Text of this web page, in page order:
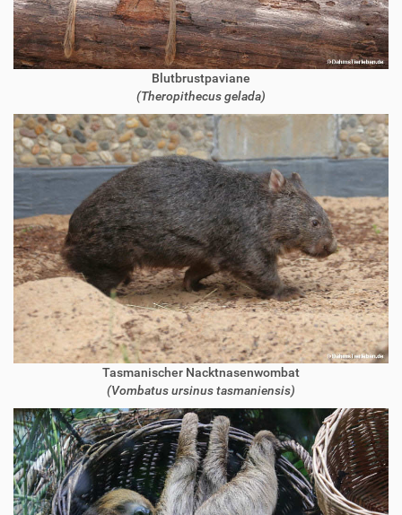
Blutbrustpaviane
(Theropithecus gelada)
Tasmanischer Nacktnasenwombat
(Vombatus ursinus tasmaniensis)